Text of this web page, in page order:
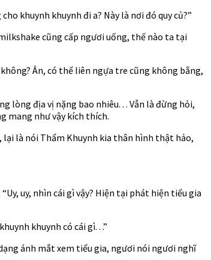
khuynh khuynh đi a? Này là nơi đó quy củ?”
cũng cấp ngươi uống, thế nào ta tại
Ân, có thể liên ngựa tre cũng không bằng,
lòng địa vị nặng bao nhiêu. . . Vẫn là đừng hỏi,
mang như vậy kích thích.
lại là nói Thẩm Khuynh kia thân hình thật hảo,
uy, nhìn cái gì vậy? Hiện tại phát hiện tiểu gia
khuynh có cái gì. . .”
ánh mắt xem tiểu gia, ngươi nói ngươi nghĩ